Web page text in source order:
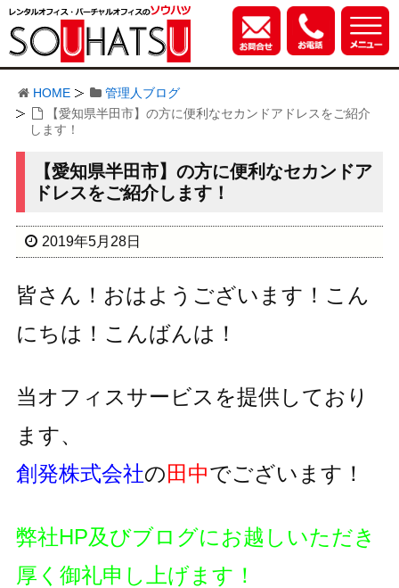
HOME
管理人ブログ
【愛知県半田市】の方に便利なセカンドアドレスをご紹介
します！
【愛知県半田市】の方に便利なセカンドア
ドレスをご紹介します！
2019年5月28日
皆さん！おはようございます！こん
にちは！こんばんは！
当オフィスサービスを提供しており
ます、
創発株式会社の田中でございます！
弊社HP及びブログにお越しいただき
厚く御礼申し上げます！